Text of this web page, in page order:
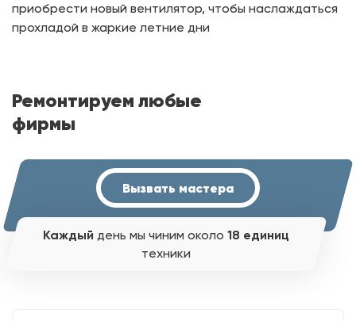
приобрести новый вентилятор, чтобы наслаждаться
прохладой в жаркие летние дни
Ремонтируем любые
фирмы
Вызвать мастера
Каждый день мы чиним около 18 единиц
техники